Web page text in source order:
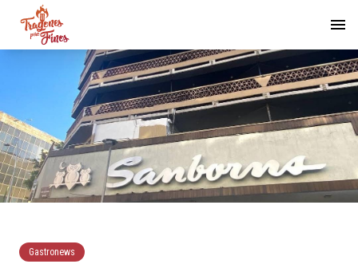
Gastronews